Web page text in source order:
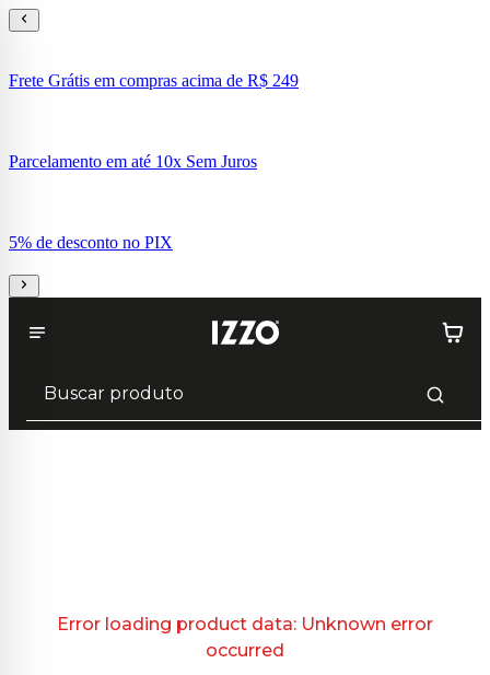
Frete Grátis em compras acima de R$ 249
Parcelamento em até 10x Sem Juros
5% de desconto no PIX
Error loading product data: Unknown error
occurred